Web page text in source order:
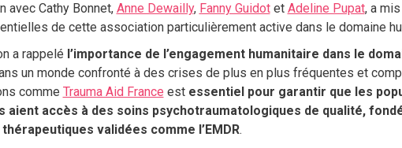
avec Cathy Bonnet, Anne Dewailly, Fanny Guidotet Adeline Pupat, a
de cette association particulièrement active dans le domaine
a rappelé l’importance de l’engagement humanitaire dans le
un monde confronté à des crises de plus en plus fréquentes et
comme Trauma Aid France est essentiel pour garantir que les
aient accès à des soins psychotraumatologiques de qualité,
validées comme l’EMDR.